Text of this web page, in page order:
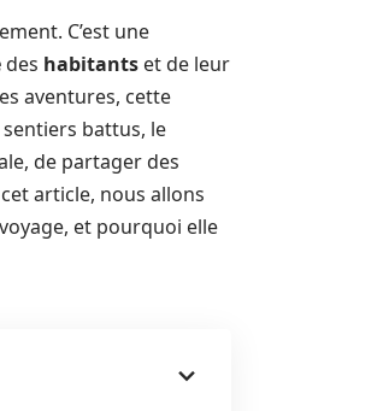
C’est une
des habitants et de leur
aventures, cette
battus, le
de partager des
article, nous allons
et pourquoi elle